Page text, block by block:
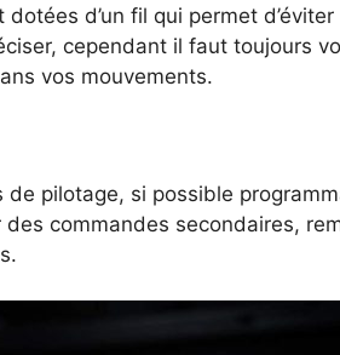
d’un fil qui permet
cependant il faut toujours
vos mouvements.
pilotage, si possible
commandes secondaires,